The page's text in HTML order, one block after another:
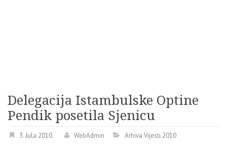
Delegacija Istambulske Optine
Pendik posetila Sjenicu
3. Jula 2010. WebAdmin Arhiva Vijesti 2010